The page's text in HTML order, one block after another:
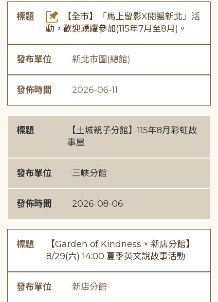
標題
【全市】「馬上留影X閱遍新北」活
動，歡迎踴躍參加(115年7月至8月)。
發布單位 新北市圖(總館)
發佈時間 2026-06-11
標題
【土城親子分館】115年8月彩虹故
事屋
發布單位 三峽分館
發佈時間 2026-08-06
標題
【Garden of Kindness × 新店分館】
8/29(六) 14:00 夏季英文說故事活動
發布單位 新店分館